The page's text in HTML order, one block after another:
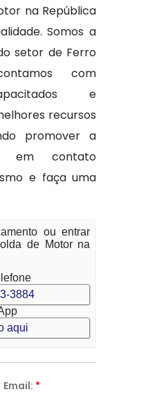
na República
Somos a
setor de Ferro
com
e
recursos
promover a
em contato
e faça uma
ou entrar
de Motor na
3884
aqui
Email: *